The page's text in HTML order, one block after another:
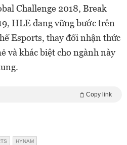
Challenge 2018, Break
HLE đang vững bước trên
Esports, thay đổi nhận thức
và khác biệt cho ngành này
Copy link
HYNAM